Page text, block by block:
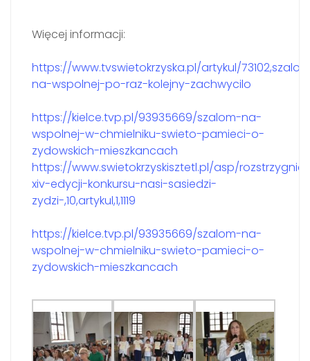
Więcej informacji:
https://www.tvswietokrzyska.pl/artykul/
na-wspolnej-po-raz-kolejny-zachwycilo
https://kielce.tvp.pl/93935669/szalom-na-
wspolnej-w-chmielniku-swieto-pamieci-o-
zydowskich-mieszkancach
https://www.swietokrzyskisztetl.pl/asp/
xiv-edycji-konkursu-nasi-sasiedzi-
zydzi-,10,artykul,1,1119
https://kielce.tvp.pl/93935669/szalom-na-
wspolnej-w-chmielniku-swieto-pamieci-o-
zydowskich-mieszkancach